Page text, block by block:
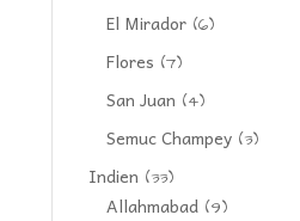
El Mirador (6)
Flores (7)
San Juan (4)
Semuc Champey (3)
Indien (33)
Allahmabad (9)